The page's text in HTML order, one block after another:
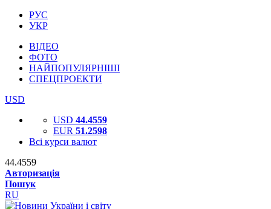
РУС
УКР
ВІДЕО
ФОТО
НАЙПОПУЛЯРНІШІ
СПЕЦПРОЕКТИ
USD
USD 44.4559
EUR 51.2598
Всі курси валют
44.4559
Авторизація
Пошук
RU